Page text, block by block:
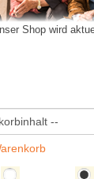
Shop wird